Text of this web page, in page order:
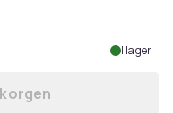
I lager
till Handvärmare för